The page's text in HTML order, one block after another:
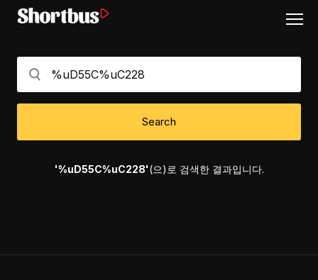
Search
'%uD55C%uC228'(으)로 검색한 결과입니다.